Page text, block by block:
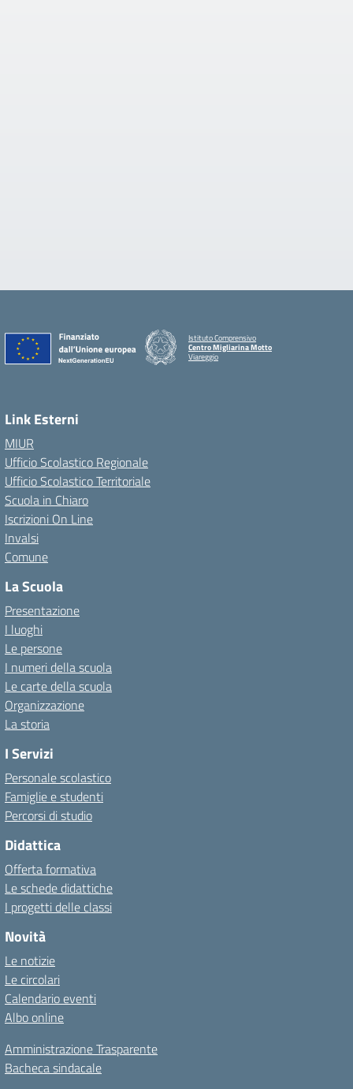
Istituto Comprensivo
Centro Migliarina Motto
Viareggio
Link Esterni
MIUR
Ufficio Scolastico Regionale
Ufficio Scolastico Territoriale
Scuola in Chiaro
Iscrizioni On Line
Invalsi
Comune
La Scuola
Presentazione
I luoghi
Le persone
I numeri della scuola
Le carte della scuola
Organizzazione
La storia
I Servizi
Personale scolastico
Famiglie e studenti
Percorsi di studio
Didattica
Offerta formativa
Le schede didattiche
I progetti delle classi
Novità
Le notizie
Le circolari
Calendario eventi
Albo online
Amministrazione Trasparente
Bacheca sindacale